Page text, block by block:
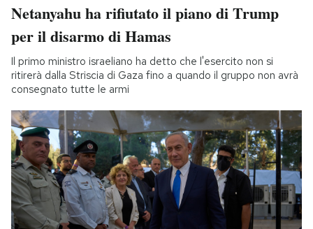
Netanyahu ha rifiutato il piano di Trump
per il disarmo di Hamas
Il primo ministro israeliano ha detto che l'esercito non si
ritirerà dalla Striscia di Gaza fino a quando il gruppo non avrà
consegnato tutte le armi